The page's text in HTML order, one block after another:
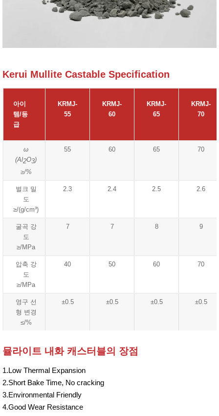
Kerui Mullite Castable Specification
아이
템/등
급
KRMJ-
55
KRMJ-
60
KRMJ-
65
KRMJ-
70
ω
(Al2O3)
≥/%
55 60 65 70
벌크 밀
도
≥/(g/cm³)
2.3 2.4 2.5 2.6
굴곡 강
도
≥/MPa
7 7 8 9
압축 강
도
≥/MPa
40 50 60 70
영구 선
형 변경
≤/%
±0.5 ±0.5 ±0.5 ±0.5
뮬라이트 내화 캐스터블의 장점
1.Low Thermal Expansion
2.Short Bake Time, No cracking
3.Environmental Friendly
4.Good Wear Resistance